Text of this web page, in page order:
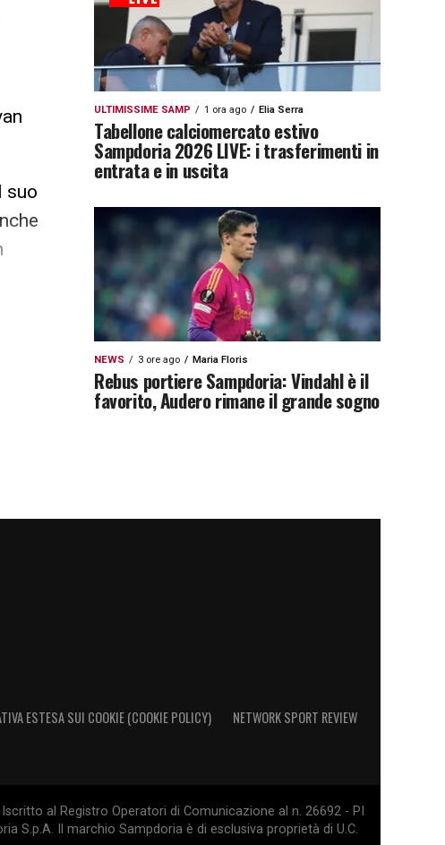
suo
ULTIMISSIME SAMP 1 ora ago Elia Serra
Tabellone calciomercato estivo
Sampdoria 2026 LIVE: i trasferimenti in
entrata e in uscita
NEWS 3 ore ago Maria Floris
Rebus portiere Sampdoria: Vindahl è il
favorito, Audero rimane il grande sogno
ESTESA SUI COOKIE (COOKIE POLICY) NETWORK SPORT REVIEW
al Registro Operatori di Comunicazione al n. 26692 - PI
S.p.A. Il marchio Sampdoria è di esclusiva proprietà di U.C.